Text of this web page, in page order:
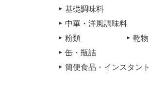
基礎調味料
中華・洋風調味料
粉類
乾物
缶・瓶詰
簡便食品・インスタント